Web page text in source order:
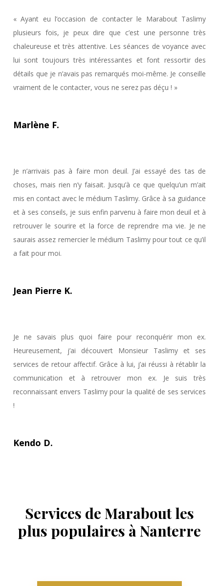
« Ayant eu l’occasion de contacter le Marabout Taslimy
plusieurs fois, je peux dire que c’est une personne très
chaleureuse et très attentive. Les séances de voyance avec
lui sont toujours très intéressantes et font ressortir des
détails que je n’avais pas remarqués moi-même. Je conseille
vraiment de le contacter, vous ne serez pas déçu ! »
Marlène F.
Je n’arrivais pas à faire mon deuil. J’ai essayé des tas de
choses, mais rien n’y faisait. Jusqu’à ce que quelqu’un m’ait
mis en contact avec le médium Taslimy. Grâce à sa guidance
et à ses conseils, je suis enfin parvenu à faire mon deuil et à
retrouver le sourire et la force de reprendre ma vie. Je ne
saurais assez remercier le médium Taslimy pour tout ce qu’il
a fait pour moi.
Jean Pierre K.
Je ne savais plus quoi faire pour reconquérir mon ex.
Heureusement, j’ai découvert Monsieur Taslimy et ses
services de retour affectif. Grâce à lui, j’ai réussi à rétablir la
communication et à retrouver mon ex. Je suis très
reconnaissant envers Taslimy pour la qualité de ses services
!
Kendo D.
Services de Marabout les
plus populaires à Nanterre